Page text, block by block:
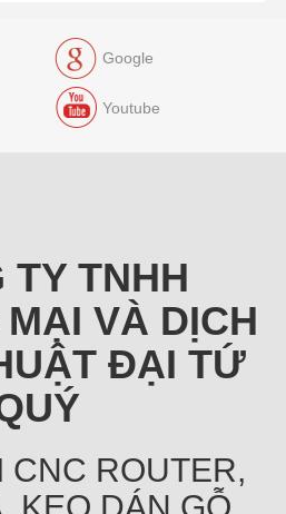
Google
Youtube
TY TNHH
VÀ DỊCH
ĐẠI TỨ
ROUTER,